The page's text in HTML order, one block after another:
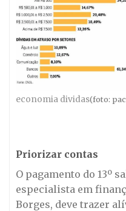
economia dividas(foto:
Priorizar contas
O pagamento do 13º
especialista em
Borges, deve trazer